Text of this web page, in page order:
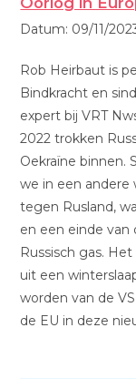
Datum: 09/11/
Rob Heirbaut is
Bindkracht en
expert bij VRT
2022 trokken
Oekraïne binnen.
we in een andere
tegen Rusland,
en een einde van
Russisch gas.
uit een
worden van de
de EU in deze